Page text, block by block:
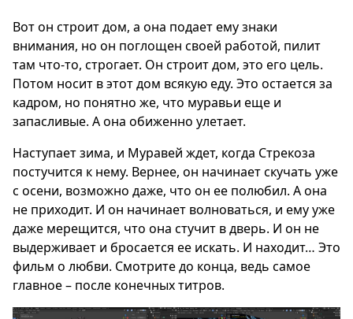
Вот он строит дом, а она подает ему знаки
внимания, но он поглощен своей работой, пилит
там что-то, строгает. Он строит дом, это его цель.
Потом носит в этот дом всякую еду. Это остается за
кадром, но понятно же, что муравьи еще и
запасливые. А она обиженно улетает.
Наступает зима, и Муравей ждет, когда Стрекоза
постучится к нему. Вернее, он начинает скучать уже
с осени, возможно даже, что он ее полюбил. А она
не приходит. И он начинает волноваться, и ему уже
даже мерещится, что она стучит в дверь. И он не
выдерживает и бросается ее искать. И находит… Это
фильм о любви. Смотрите до конца, ведь самое
главное – после конечных титров.